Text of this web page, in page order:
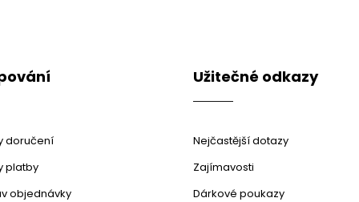
doručení
platby
objednávky
Užitečné odkazy
Nejčastější dotazy
Zajímavosti
Dárkové poukazy